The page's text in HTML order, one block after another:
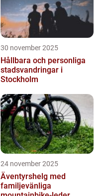
30 november 2025
Hållbara och personliga
stadsvandringar i
Stockholm
24 november 2025
Äventyrshelg med
familjevänliga